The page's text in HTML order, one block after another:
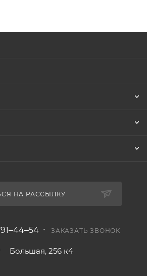
НА РАССЫЛКУ
ЗАКАЗАТЬ ЗВОНОК
Большая, 256 к4